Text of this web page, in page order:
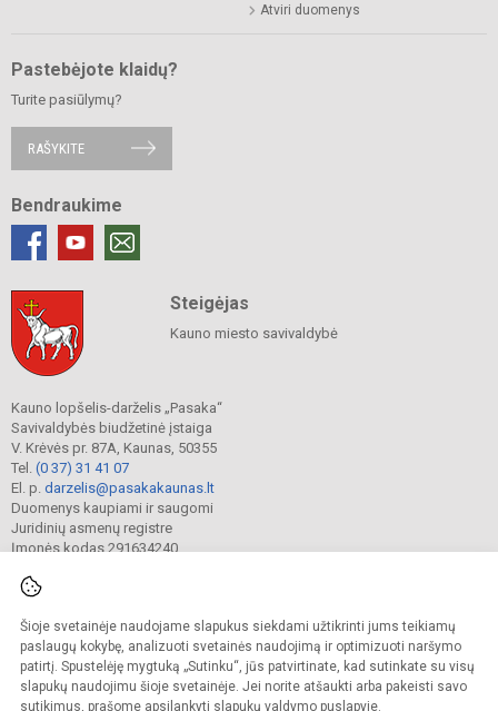
Šioje svetainėje naudojame slapukus siekdami užtikrinti jums teikiamų
paslaugų kokybę, analizuoti svetainės naudojimą ir optimizuoti naršymo
patirtį. Spustelėję mygtuką „Sutinku“, jūs patvirtinate, kad sutinkate su visų
slapukų naudojimu šioje svetainėje. Jei norite atšaukti arba pakeisti savo
sutikimus, prašome apsilankyti slapukų valdymo puslapyje.
Atviri duomenys
Pastebėjote klaidų?
Turite pasiūlymų?
RAŠYKITE
Bendraukime
Steigėjas
Kauno miesto savivaldybė
Kauno lopšelis-darželis „Pasaka“
Savivaldybės biudžetinė įstaiga
V. Krėvės pr. 87A, Kaunas, 50355
Tel. (0 37) 31 41 07
El. p. darzelis@pasakakaunas.lt
Duomenys kaupiami ir saugomi
Juridinių asmenų registre
Įmonės kodas 291634240
© 2022. Kauno lopšelis-darželis „Pasaka“. Visos teisės saugomos.
Kopijuoti turinį be raštiško įstaigos administracijos sutikimo griežtai draudžiama.
Prieinamumo paraiška Slapukų valdymas